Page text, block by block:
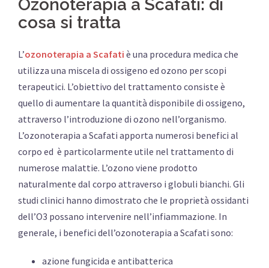
Ozonoterapia a Scafati: di
cosa si tratta
L’ozonoterapia a Scafati è una procedura medica che
utilizza una miscela di ossigeno ed ozono per scopi
terapeutici. L’obiettivo del trattamento consiste è
quello di aumentare la quantità disponibile di ossigeno,
attraverso l’introduzione di ozono nell’organismo.
L’ozonoterapia a Scafati apporta numerosi benefici al
corpo ed è particolarmente utile nel trattamento di
numerose malattie. L’ozono viene prodotto
naturalmente dal corpo attraverso i globuli bianchi. Gli
studi clinici hanno dimostrato che le proprietà ossidanti
dell’O3 possano intervenire nell’infiammazione. In
generale, i benefici dell’ozonoterapia a Scafati sono:
azione fungicida e antibatterica